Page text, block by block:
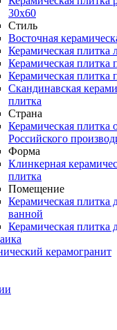
30x60
Стиль
Восточная
Керамическая плитка
Керамическая плитка
Керамическая плитка
Скандинавская
плитка
Страна
Керамическая плитка
Российского
Форма
Клинкерная
плитка
Помещение
Керамическая плитка
ванной
Керамическая плитка
керамогранит